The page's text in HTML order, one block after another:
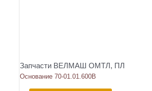
Запчасти ВЕЛМАШ ОМТЛ, ПЛ
Основание 70-01.01.600В